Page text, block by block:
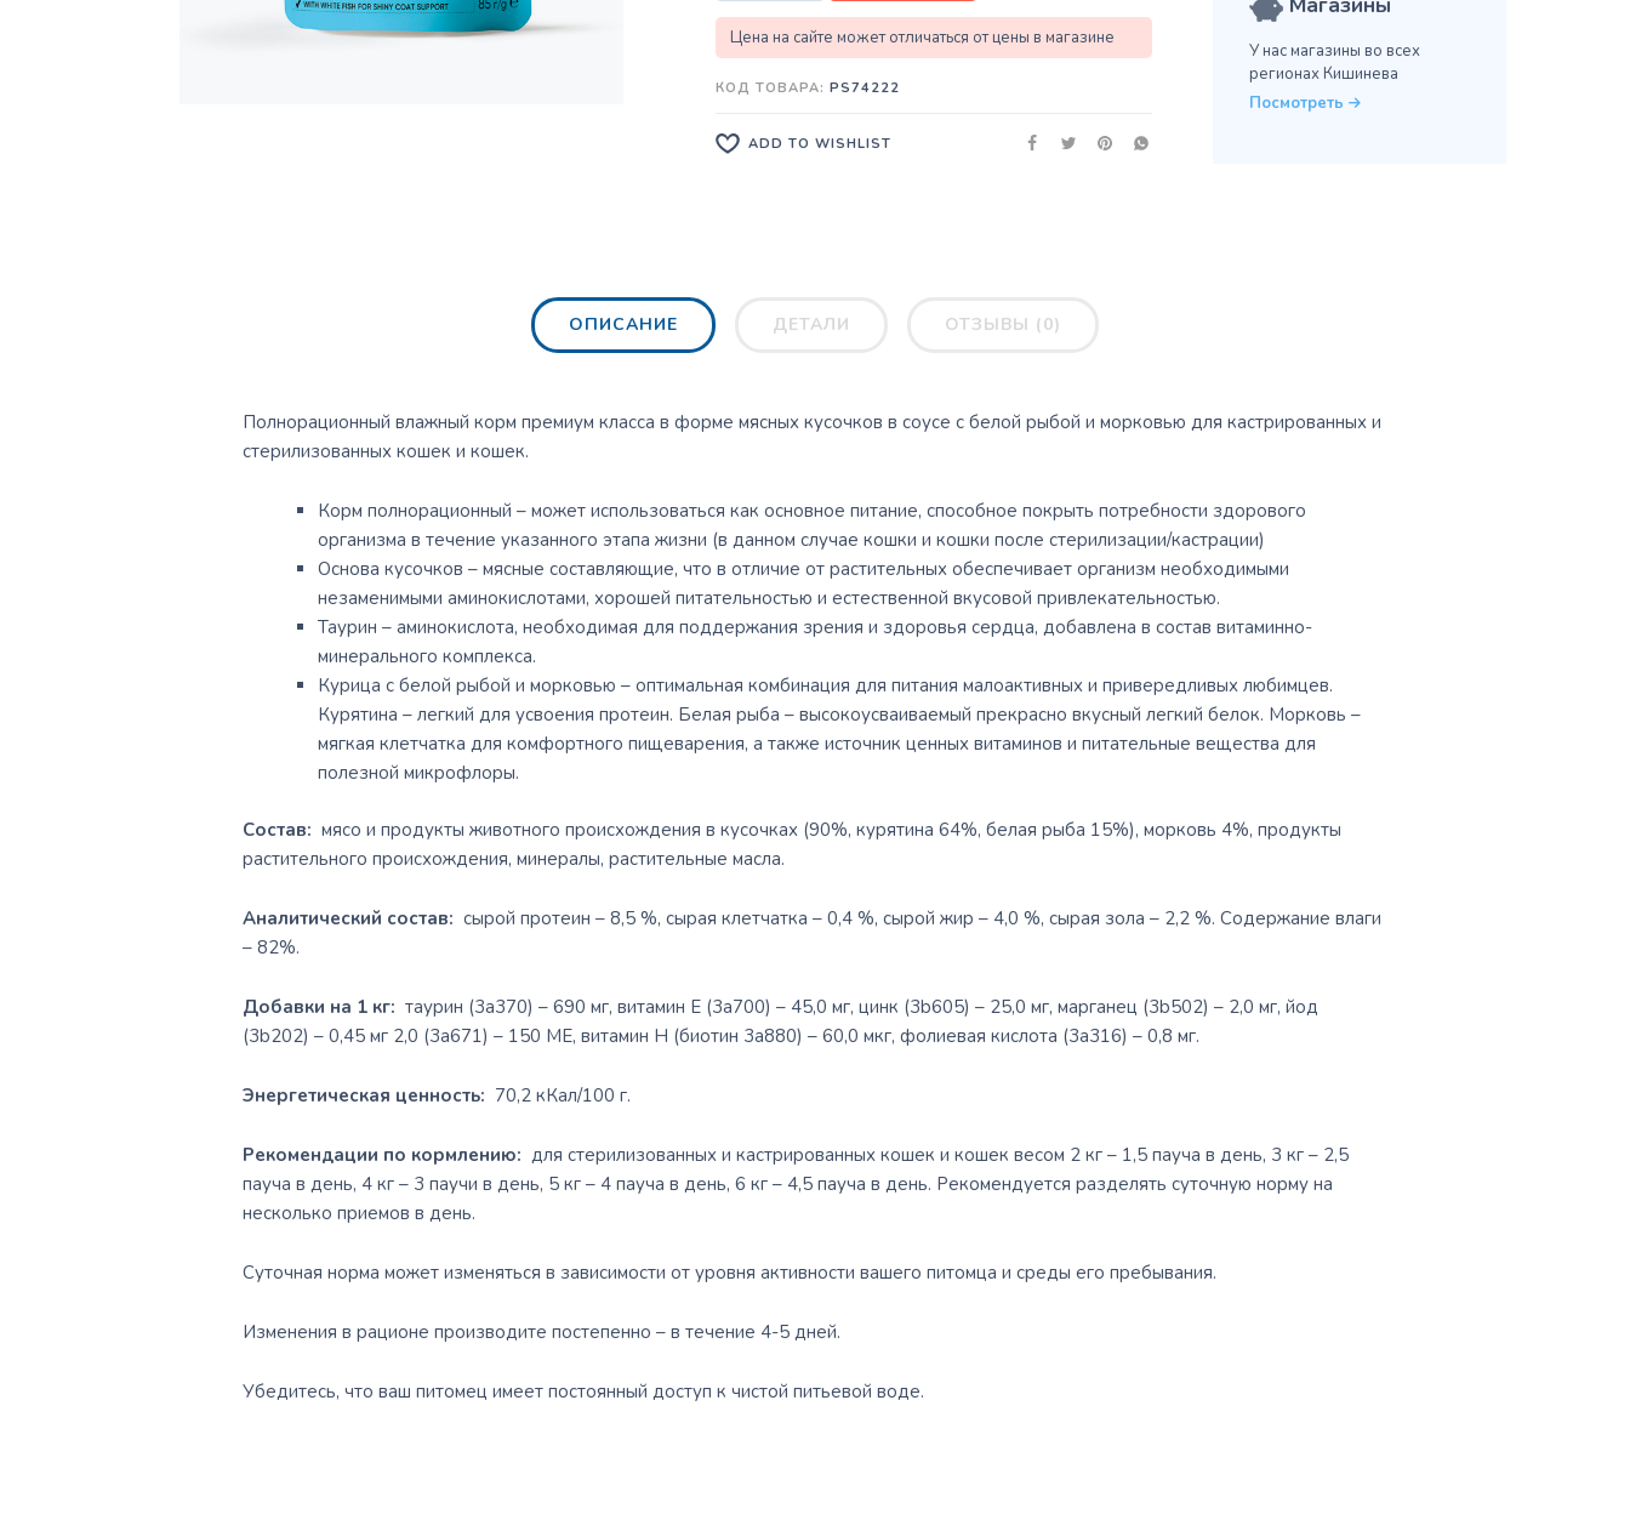
Цена на сайте может отличаться от цены в магазине
КОД ТОВАРА: PS74222
ADD TO WISHLIST
Магазины
У нас магазины во всех
регионах Кишинева
Посмотреть
ОПИСАНИЕ ДЕТАЛИ ОТЗЫВЫ (0)
Полнорационный влажный корм премиум класса в форме мясных кусочков в соусе с белой рыбой и морковью для кастрированных и
стерилизованных кошек и кошек.
Корм полнорационный – может использоваться как основное питание, способное покрыть потребности здорового
организма в течение указанного этапа жизни (в данном случае кошки и кошки после стерилизации/кастрации)
Основа кусочков – мясные составляющие, что в отличие от растительных обеспечивает организм необходимыми
незаменимыми аминокислотами, хорошей питательностью и естественной вкусовой привлекательностью.
Таурин – аминокислота, необходимая для поддержания зрения и здоровья сердца, добавлена ​​в состав витаминно-
минерального комплекса.
Курица с белой рыбой и морковью – оптимальная комбинация для питания малоактивных и привередливых любимцев.
Курятина – легкий для усвоения протеин. Белая рыба – высокоусваиваемый прекрасно вкусный легкий белок. Морковь –
мягкая клетчатка для комфортного пищеварения, а также источник ценных витаминов и питательные вещества для
полезной микрофлоры.
Состав: мясо и продукты животного происхождения в кусочках (90%, курятина 64%, белая рыба 15%), морковь 4%, продукты
растительного происхождения, минералы, растительные масла.
Аналитический состав: сырой протеин – 8,5 %, сырая клетчатка – 0,4 %, сырой жир – 4,0 %, сырая зола – 2,2 %. Содержание влаги
– 82%.
Добавки на 1 кг: таурин (3а370) – 690 мг, витамин E (3a700) – 45,0 мг, цинк (3b605) – 25,0 мг, марганец (3b502) – 2,0 мг, йод
(3b202) – 0,45 мг 2,0 (3a671) – 150 МЕ, витамин Н (биотин 3a880) – 60,0 мкг, фолиевая кислота (3а316) – 0,8 мг.
Энергетическая ценность: 70,2 кКал/100 г.
Рекомендации по кормлению: для стерилизованных и кастрированных кошек и кошек весом 2 кг – 1,5 пауча в день, 3 кг – 2,5
пауча в день, 4 кг – 3 паучи в день, 5 кг – 4 пауча в день, 6 кг – 4,5 пауча в день. Рекомендуется разделять суточную норму на
несколько приемов в день.
Суточная норма может изменяться в зависимости от уровня активности вашего питомца и среды его пребывания.
Изменения в рационе производите постепенно – в течение 4-5 дней.
Убедитесь, что ваш питомец имеет постоянный доступ к чистой питьевой воде.